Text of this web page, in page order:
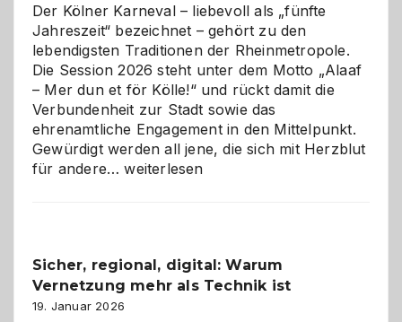
Der Kölner Karneval – liebevoll als „fünfte
Jahreszeit“ bezeichnet – gehört zu den
lebendigsten Traditionen der Rheinmetropole.
Die Session 2026 steht unter dem Motto „Alaaf
– Mer dun et för Kölle!“ und rückt damit die
Verbundenheit zur Stadt sowie das
ehrenamtliche Engagement in den Mittelpunkt.
Gewürdigt werden all jene, die sich mit Herzblut
für andere…Kölner
ein
dreifaches
Alaaf!
weiterlesen
Sicher, regional, digital: Warum
Vernetzung mehr als Technik ist
19. Januar 2026